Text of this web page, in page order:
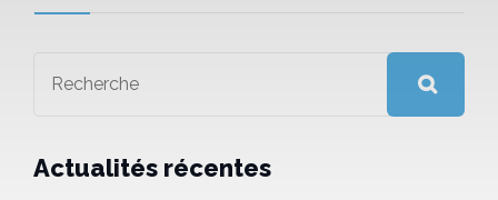
Actualités récentes